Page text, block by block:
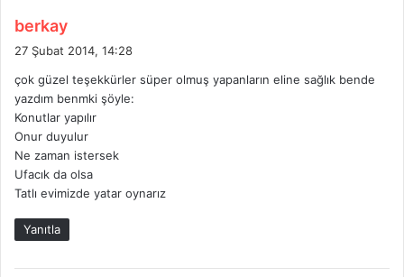
berkay
e
k
i
27 Şubat 2014, 14:28
çok güzel teşekkürler süper olmuş yapanların eline sağlık bende
yazdım benmki şöyle:
Konutlar yapılır
Onur duyulur
Ne zaman istersek
Ufacık da olsa
Tatlı evimizde yatar oynarız
Yanıtla